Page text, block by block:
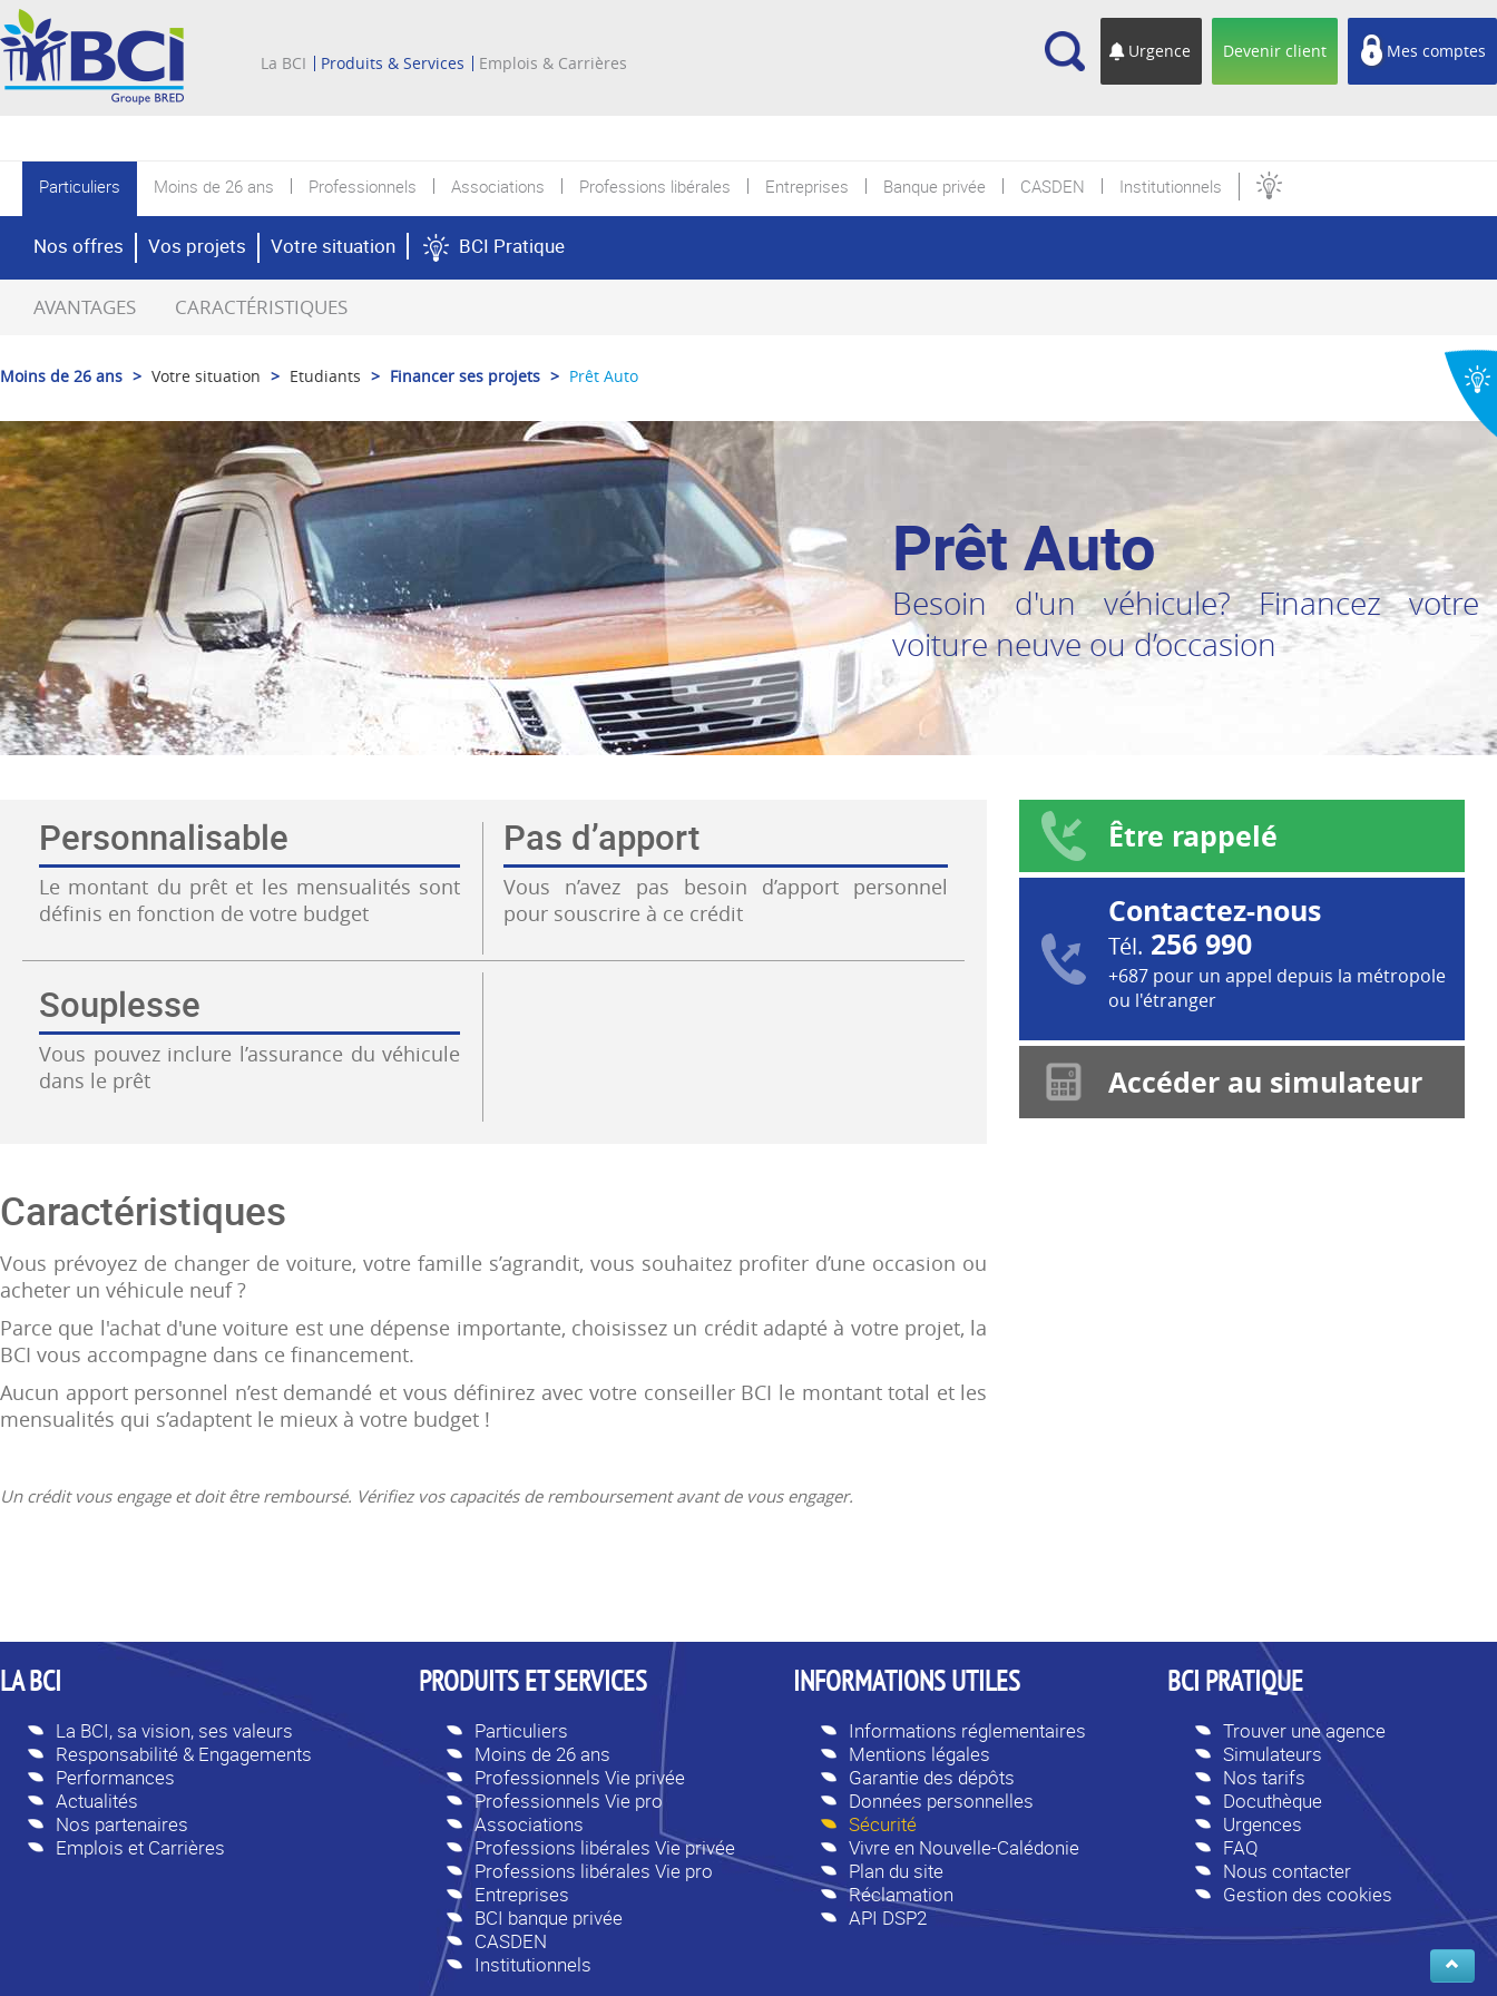
La BCI Produits & Services Emplois & Carrières
Recherche Urgence Devenir client Mes comptes
Particuliers Moins de 26 ans Professionnels Associations Professions libérales Entreprises Banque privée CASDEN Institutionnels
Nos offres Vos projets Votre situation BCI Pratique
AVANTAGES CARACTÉRISTIQUES
Moins de 26 ans > Votre situation > Etudiants > Financer ses projets > Prêt Auto
Prêt Auto
Besoin d'un véhicule? Financez votre
voiture neuve ou d’occasion
Personnalisable
Le montant du prêt et les mensualités sont
définis en fonction de votre budget
Pas d’apport
Vous n’avez pas besoin d’apport personnel
pour souscrire à ce crédit
Souplesse
Vous pouvez inclure l’assurance du véhicule
dans le prêt
Caractéristiques
Vous prévoyez de changer de voiture, votre famille s’agrandit, vous souhaitez profiter d’une occasion ou
acheter un véhicule neuf ?
Parce que l'achat d'une voiture est une dépense importante, choisissez un crédit adapté à votre projet, la
BCI vous accompagne dans ce financement.
Aucun apport personnel n’est demandé et vous définirez avec votre conseiller BCI le montant total et les
mensualités qui s’adaptent le mieux à votre budget !
Un crédit vous engage et doit être remboursé. Vérifiez vos capacités de remboursement avant de vous engager.
Être rappelé
Contactez-nous
Tél. 256 990
+687 pour un appel depuis la métropole
ou l'étranger
Accéder au simulateur
LA BCI
La BCI, sa vision, ses valeurs
Responsabilité & Engagements
Performances
Actualités
Nos partenaires
Emplois et Carrières
PRODUITS ET SERVICES
Particuliers
Moins de 26 ans
Professionnels Vie privée
Professionnels Vie pro
Associations
Professions libérales Vie privée
Professions libérales Vie pro
Entreprises
BCI banque privée
CASDEN
Institutionnels
INFORMATIONS UTILES
Informations réglementaires
Mentions légales
Garantie des dépôts
Données personnelles
Sécurité
Vivre en Nouvelle-Calédonie
Plan du site
Réclamation
API DSP2
BCI PRATIQUE
Trouver une agence
Simulateurs
Nos tarifs
Docuthèque
Urgences
FAQ
Nous contacter
Gestion des cookies